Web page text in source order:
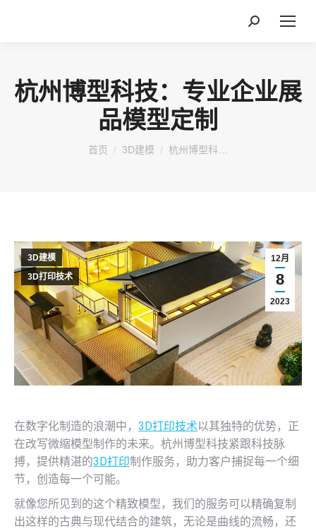
搜
杭州博型科技：专业企业展
品模型定制
您在这里：
首页 3D建模 杭州博型科…
12月
8
2023
3D建模
3D打印技术
在数字化制造的浪潮中， 3D打印技术以其独特的优势，正
在改写微缩模型制作的未来。杭州博型科技紧跟科技脉
搏，提供精湛的3D打印制作服务，助力客户捕捉每一个细
节，创造每一个可能。
就像您所见到的这个精致模型，我们的服务可以精确复制
出这样的古典与现代结合的建筑，无论是曲线的流畅，还